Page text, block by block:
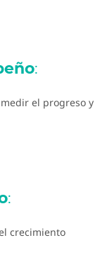
:
el progreso y
:
crecimiento